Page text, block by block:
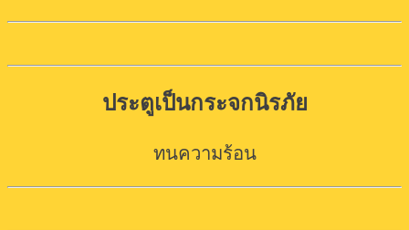
ประตูเป็นกระจกนิรภัย
ทนความร้อน